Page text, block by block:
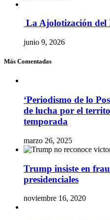
La Ajolotización del
junio 9, 2026
Más Comentadas
‘Periodismo de lo
de lucha por el
temporada
marzo 26, 2025
Trump insiste en
presidenciales
noviembre 16, 2020